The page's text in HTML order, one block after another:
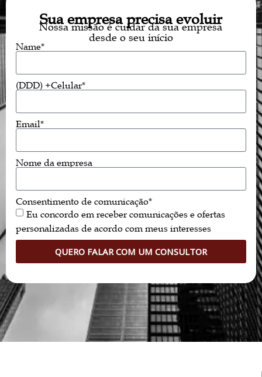
Sua empresa precisa evoluir
Nossa missão é cuidar da sua empresa
desde o seu início
Name*
(DDD) +Celular*
Email*
Nome da empresa
Consentimento de comunicação*
Eu concordo em receber comunicações e ofertas
personalizadas de acordo com meus interesses
QUERO FALAR COM UM CONSULTOR